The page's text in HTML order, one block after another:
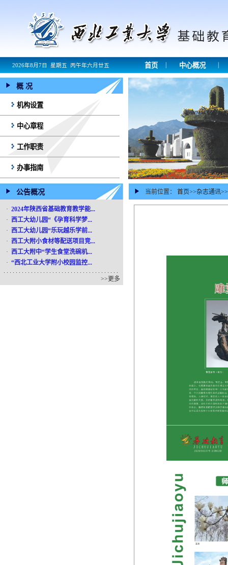
2026年8月7日 星期五 丙午年六月廿五 首页 中心概况
概 况
机构设置
中心章程
工作职责
办事指南
公告概况
· 2024年陕西省基础教育教学能...
· 西工大幼儿园“《孕育科学梦...
· 西工大幼儿园“乐玩越乐学前...
· 西工大附小食材等配送项目竞...
· 西工大附中“学生食堂洗碗机...
· “西北工业大学附小校园监控...
>>更多
当前位置： 首页>>杂志通讯>>